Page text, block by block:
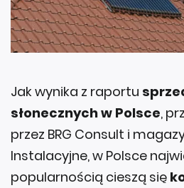
Jak wynika z raportu
słonecznych w Polsce,
przez BRG Consult i
Instalacyjne, w Polsce
popularnością cieszą się